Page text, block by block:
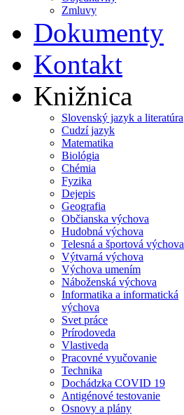
Zmluvy
Dokumenty
Kontakt
Knižnica
Slovenský jazyk a literatúra
Cudzí jazyk
Matematika
Biológia
Chémia
Fyzika
Dejepis
Geografia
Občianska výchova
Hudobná výchova
Telesná a športová výchova
Výtvarná výchova
Výchova umením
Náboženská výchova
Informatika a informatická
výchova
Svet práce
Prírodoveda
Vlastiveda
Pracovné vyučovanie
Technika
Dochádzka COVID 19
Antigénové testovanie
Osnovy a plány